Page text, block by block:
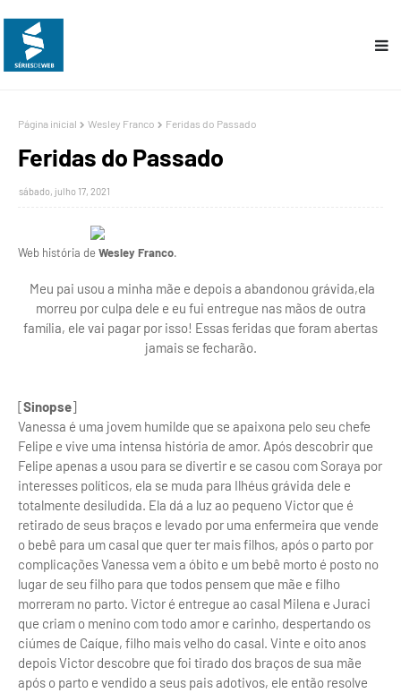
Página inicial Wesley Franco Feridas do Passado
Feridas do Passado
sábado, julho 17, 2021
Web história de Wesley Franco.
Meu pai usou a minha mãe e depois a abandonou grávida,ela
morreu por culpa dele e eu fui entregue nas mãos de outra
família, ele vai pagar por isso! Essas feridas que foram abertas
jamais se fecharão.
[Sinopse]
Vanessa é uma jovem humilde que se apaixona pelo seu chefe
Felipe e vive uma intensa história de amor. Após descobrir que
Felipe apenas a usou para se divertir e se casou com Soraya por
interesses políticos, ela se muda para Ilhéus grávida dele e
totalmente desiludida. Ela dá a luz ao pequeno Victor que é
retirado de seus braços e levado por uma enfermeira que vende
o bebê para um casal que quer ter mais filhos, após o parto por
complicações Vanessa vem a óbito e um bebê morto é posto no
lugar de seu filho para que todos pensem que mãe e filho
morreram no parto. Victor é entregue ao casal Milena e Juraci
que criam o menino com todo amor e carinho, despertando os
ciúmes de Caíque, filho mais velho do casal. Vinte e oito anos
depois Victor descobre que foi tirado dos braços de sua mãe
após o parto e vendido a seus pais adotivos, ele então resolve